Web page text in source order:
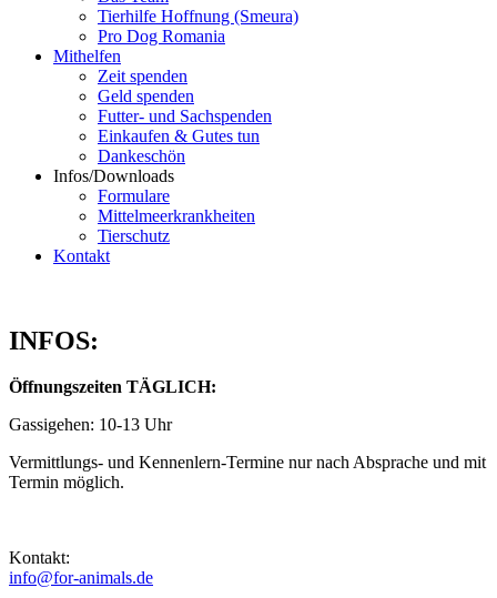
Tierhilfe Hoffnung (Smeura)
Pro Dog Romania
Mithelfen
Zeit spenden
Geld spenden
Futter- und Sachspenden
Einkaufen & Gutes tun
Dankeschön
Infos/Downloads
Formulare
Mittelmeerkrankheiten
Tierschutz
Kontakt
INFOS:
Öffnungszeiten TÄGLICH:
Gassigehen: 10-13 Uhr
Vermittlungs- und Kennenlern-Termine nur nach Absprache und mit
Termin möglich.
Kontakt:
info@for-animals.de